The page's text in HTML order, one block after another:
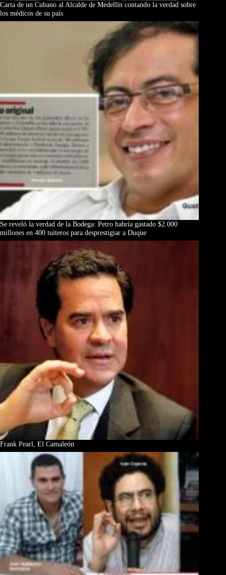
Carta de un Cubano al Alcalde de Medellín contando la verdad sobre
los médicos de su país
Se reveló la verdad de la Bodega: Petro habría gastado $2.000
millones en 400 tuiteros para desprestigiar a Duque
Frank Pearl, El Camaleón